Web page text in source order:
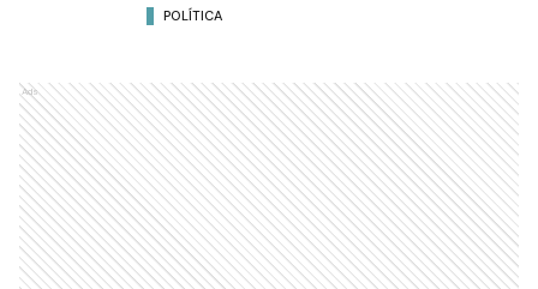
POLÍTICA
Ads